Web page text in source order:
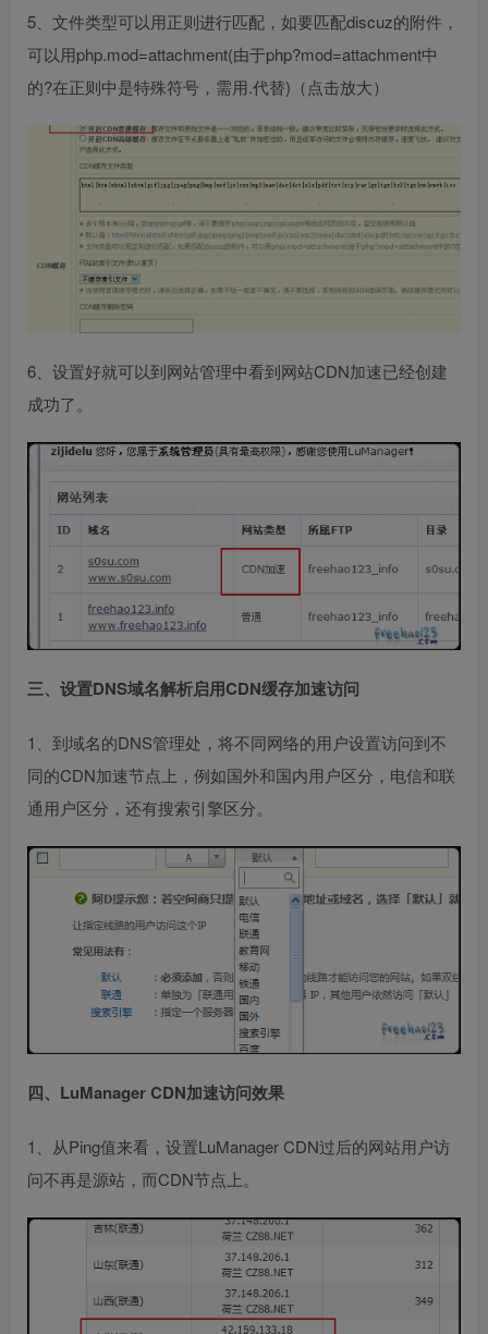
5、文件类型可以用正则进行匹配，如要匹配discuz的附件，
可以用php.mod=attachment(由于php?mod=attachment中
的?在正则中是特殊符号，需用.代替)（点击放大）
6、设置好就可以到网站管理中看到网站CDN加速已经创建
成功了。
三、设置DNS域名解析启用CDN缓存加速访问
1、到域名的DNS管理处，将不同网络的用户设置访问到不
同的CDN加速节点上，例如国外和国内用户区分，电信和联
通用户区分，还有搜索引擎区分。
四、LuManager CDN加速访问效果
1、从Ping值来看，设置LuManager CDN过后的网站用户访
问不再是源站，而CDN节点上。